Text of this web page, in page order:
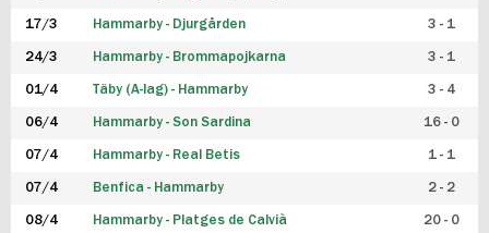
FUTSAL HERR
FUTSAL DAM
17/3 Hammarby - Djurgården 3 - 1
24/3 Hammarby - Brommapojkarna 3 - 1
01/4 Täby (A-lag) - Hammarby 3 - 4
06/4 Hammarby - Son Sardina 16 - 0
07/4 Hammarby - Real Betis 1 - 1
07/4 Benfica - Hammarby 2 - 2
08/4 Hammarby - Platges de Calvià 20 - 0